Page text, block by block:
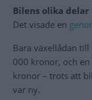
Bilens olika delar
Det visade en
Bara växellådan till
000 kronor, och
kronor – trots att
var ny.